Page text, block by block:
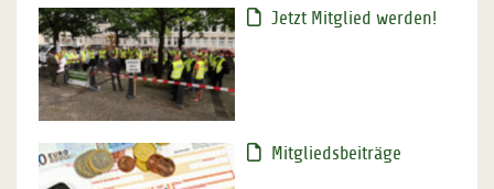
Jetzt Mitglied werden!
Mitgliedsbeiträge